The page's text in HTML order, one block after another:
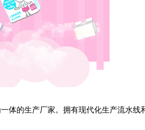
的生产厂家。拥有现代化生产流水线